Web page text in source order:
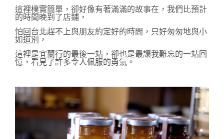
這裡樸實簡單，卻好像有著滿滿的故事在， 我們比預計
的時間晚到了店鋪，
怕回台北趕不上與朋友約定好的時間，只好匆匆地與小
如道別，
這裡是宜蘭行的最後一站，卻也是最讓我難忘的一站回
憶，看見了許多令人佩服的勇氣。